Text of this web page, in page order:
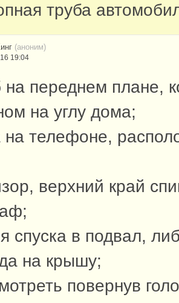
труба
(аноним)
19:04
на переднем плане,
на углу дома;
на телефоне,
верхний край
спуска в подвал,
на крышу;
повернув